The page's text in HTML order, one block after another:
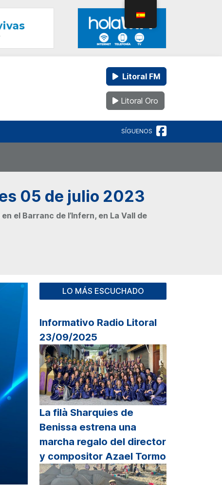
Litoral FM
Litoral Oro
SÍGUENOS
05 de julio 2023
el Barranc de l’Infern, en La Vall de
LO MÁS ESCUCHADO
Informativo Radio Litoral
23/09/2025
La filà Sharquies de
Benissa estrena una
marcha regalo del director
y compositor Azael Tormo